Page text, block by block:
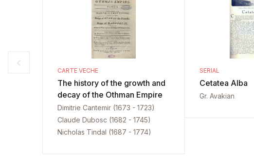
CARTE VECHE
The history of the growth and
decay of the Othman Empire
Dimitrie Cantemir (1673 - 1723)
Claude Dubosc (1682 - 1745)
Nicholas Tindal (1687 - 1774)
SERIAL
Cetatea Alba
Gr. Avakian